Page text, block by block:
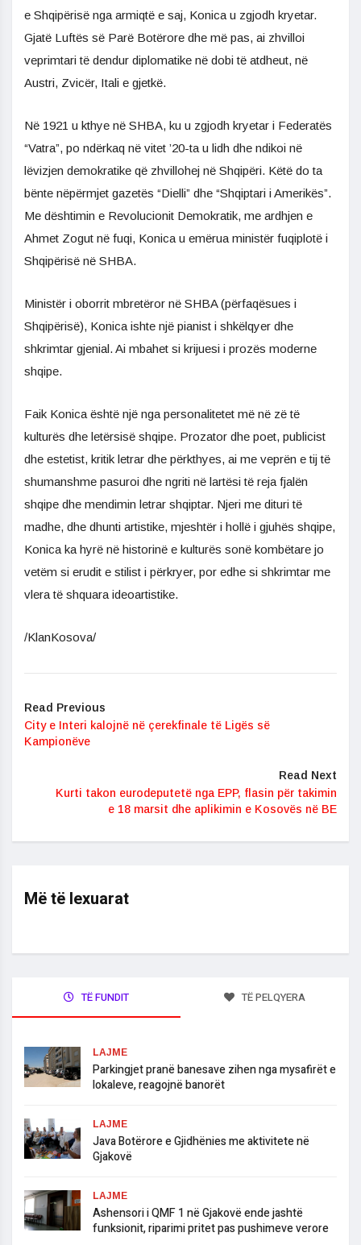
e Shqipërisë nga armiqtë e saj, Konica u zgjodh kryetar.
Gjatë Luftës së Parë Botërore dhe më pas, ai zhvilloi
veprimtari të dendur diplomatike në dobi të atdheut, në
Austri, Zvicër, Itali e gjetkë.
Në 1921 u kthye në SHBA, ku u zgjodh kryetar i Federatës
“Vatra”, po ndërkaq në vitet ’20-ta u lidh dhe ndikoi në
lëvizjen demokratike që zhvillohej në Shqipëri. Këtë do ta
bënte nëpërmjet gazetës “Dielli” dhe “Shqiptari i Amerikës”.
Me dështimin e Revolucionit Demokratik, me ardhjen e
Ahmet Zogut në fuqi, Konica u emërua ministër fuqiplotë i
Shqipërisë në SHBA.
Ministër i oborrit mbretëror në SHBA (përfaqësues i
Shqipërisë), Konica ishte një pianist i shkëlqyer dhe
shkrimtar gjenial. Ai mbahet si krijuesi i prozës moderne
shqipe.
Faik Konica është një nga personalitetet më në zë të
kulturës dhe letërsisë shqipe. Prozator dhe poet, publicist
dhe estetist, kritik letrar dhe përkthyes, ai me veprën e tij të
shumanshme pasuroi dhe ngriti në lartësi të reja fjalën
shqipe dhe mendimin letrar shqiptar. Njeri me dituri të
madhe, dhe dhunti artistike, mjeshtër i hollë i gjuhës shqipe,
Konica ka hyrë në historinë e kulturës sonë kombëtare jo
vetëm si erudit e stilist i përkryer, por edhe si shkrimtar me
vlera të shquara ideoartistike.
/KlanKosova/
Read Previous
City e Interi kalojnë në çerekfinale të Ligës së
Kampionëve
Read Next
Kurti takon eurodeputetë nga EPP, flasin për takimin
e 18 marsit dhe aplikimin e Kosovës në BE
Më të lexuarat
TË FUNDIT TË PELQYERA
LAJME
Parkingjet pranë banesave zihen nga mysafirët e
lokaleve, reagojnë banorët
LAJME
Java Botërore e Gjidhënies me aktivitete në
Gjakovë
LAJME
Ashensori i QMF 1 në Gjakovë ende jashtë
funksionit, riparimi pritet pas pushimeve verore